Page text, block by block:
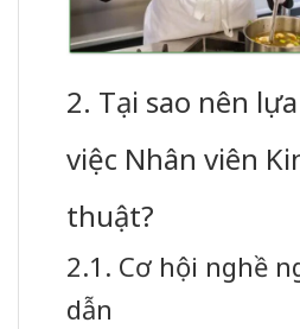
2. Tại sao nên
việc Nhân viên
thuật?
2.1. Cơ hội nghề
dẫn